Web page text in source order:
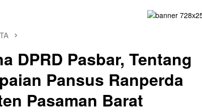
DPRD Pasbar, Tentang
Pansus Ranperda
Pasaman Barat